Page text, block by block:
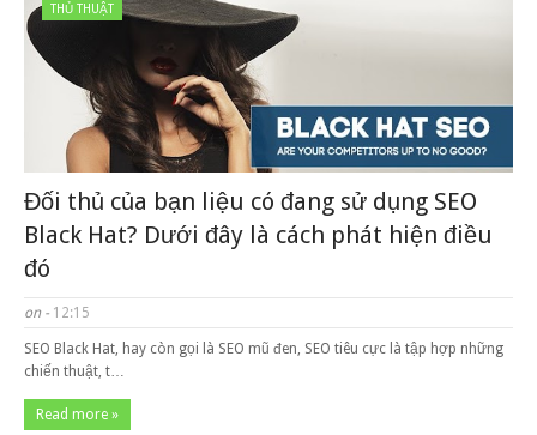
THỦ THUẬT
Đối thủ của bạn liệu có đang sử dụng SEO
Black Hat? Dưới đây là cách phát hiện điều
đó
on - 12:15
SEO Black Hat, hay còn gọi là SEO mũ đen, SEO tiêu cực là tập hợp những
chiến thuật, t…
Read more »